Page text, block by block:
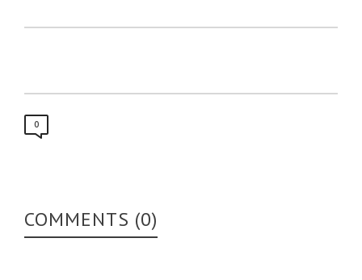
0
COMMENTS (0)